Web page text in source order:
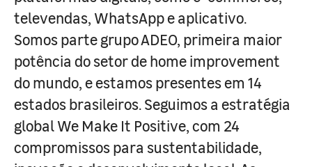
televendas, WhatsApp e aplicativo.
Somos parte grupo ADEO, primeira maior
potência do setor de home improvement
do mundo, e estamos presentes em 14
estados brasileiros. Seguimos a estratégia
global We Make It Positive, com 24
compromissos para sustentabilidade,